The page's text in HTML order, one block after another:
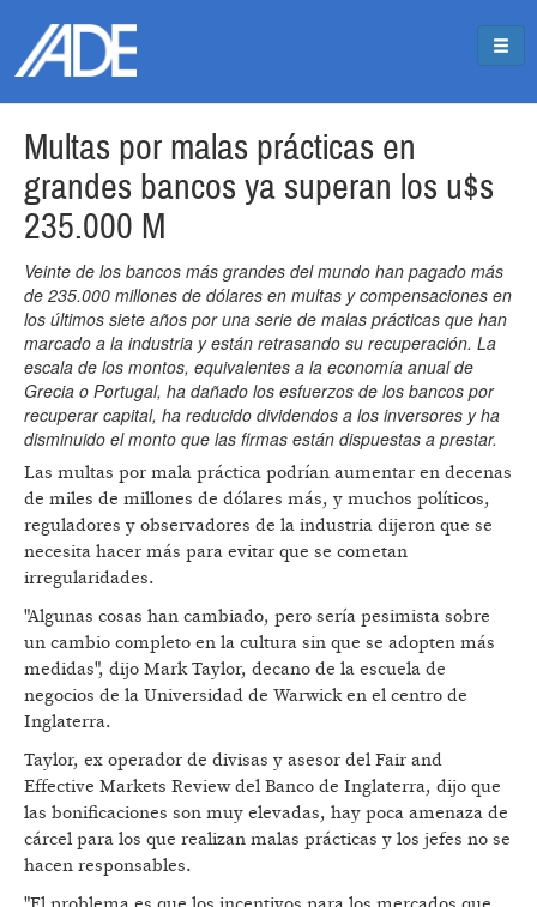
Multas por malas prácticas en
grandes bancos ya superan los u$s
235.000 M
Veinte de los bancos más grandes del mundo han pagado más
de 235.000 millones de dólares en multas y compensaciones en
los últimos siete años por una serie de malas prácticas que han
marcado a la industria y están retrasando su recuperación. La
escala de los montos, equivalentes a la economía anual de
Grecia o Portugal, ha dañado los esfuerzos de los bancos por
recuperar capital, ha reducido dividendos a los inversores y ha
disminuido el monto que las firmas están dispuestas a prestar.
Las multas por mala práctica podrían aumentar en decenas
de miles de millones de dólares más, y muchos políticos,
reguladores y observadores de la industria dijeron que se
necesita hacer más para evitar que se cometan
irregularidades.
"Algunas cosas han cambiado, pero sería pesimista sobre
un cambio completo en la cultura sin que se adopten más
medidas", dijo Mark Taylor, decano de la escuela de
negocios de la Universidad de Warwick en el centro de
Inglaterra.
Taylor, ex operador de divisas y asesor del Fair and
Effective Markets Review del Banco de Inglaterra, dijo que
las bonificaciones son muy elevadas, hay poca amenaza de
cárcel para los que realizan malas prácticas y los jefes no se
hacen responsables.